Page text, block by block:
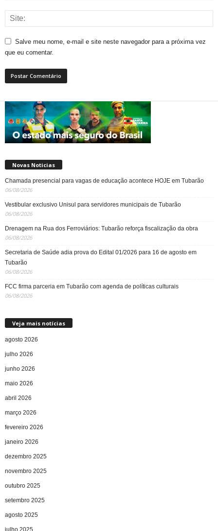
Salve meu nome, e-mail e site neste navegador para a próxima vez
que eu comentar.
Novas Noticias
Chamada presencial para vagas de educação acontece HOJE em Tubarão
06/08/2026
Vestibular exclusivo Unisul para servidores municipais de Tubarão
06/08/2026
Drenagem na Rua dos Ferroviários: Tubarão reforça fiscalização da obra
06/08/2026
Secretaria de Saúde adia prova do Edital 01/2026 para 16 de agosto em
Tubarão
06/08/2026
FCC firma parceria em Tubarão com agenda de políticas culturais
06/08/2026
Veja mais notícias
agosto 2026
julho 2026
junho 2026
maio 2026
abril 2026
março 2026
fevereiro 2026
janeiro 2026
dezembro 2025
novembro 2025
outubro 2025
setembro 2025
agosto 2025
julho 2025